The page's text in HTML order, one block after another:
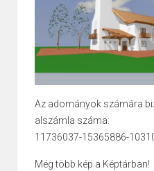
Az adományok számára
alszámla száma:
11736037-15365886-
Még több kép a Képtárban!